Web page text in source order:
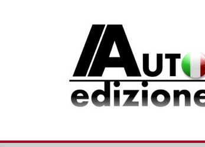
Auto
Edizione
La